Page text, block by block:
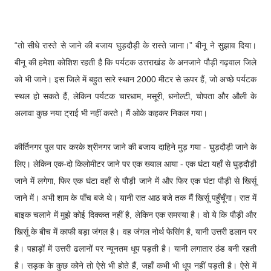
“तो सीधे रास्ते से जाने की बजाय घुड़दौड़ी के रास्ते जाना।” बीनू ने सुझाव दिया।
बीनू की हमेशा कोशिश रहती है कि पर्यटक उत्तराखंड के अनजाने पौड़ी गढ़वाल जिले
को भी जाने। इस जिले में बहुत सारे स्थान 2000 मीटर से ऊपर हैं, जो अच्छे पर्यटक
स्थल हो सकते हैं, लेकिन पर्यटक चारधाम, मसूरी, धनोल्टी, चोपता और औली के
अलावा कुछ नया ट्राई भी नहीं करते। मैं ओके कहकर निकल गया।
कीर्तिनगर पुल पार करके श्रीनगर जाने की बजाय दाहिने मुड़ गया - घुड़दौड़ी जाने के
लिए। लेकिन एक-दो किलोमीटर जाने पर एक ख्याल आया - एक घंटा यहाँ से घुड़दौड़ी
जाने में लगेगा, फिर एक घंटा वहाँ से पौड़ी जाने में और फिर एक घंटा पौड़ी से खिर्सू
जाने में। अभी शाम के पाँच बजे थे। यानी रात आठ बजे तक मैं खिर्सू पहुँचूँगा। रात में
बाइक चलाने में मुझे कोई दिक्कत नहीं है, लेकिन एक समस्या है। वो ये कि पौड़ी और
खिर्सू के बीच में काफी बड़ा जंगल है। वह जंगल नोर्थ फेसिंग है, यानी उत्तरी ढलान पर
है। पहाड़ों में उत्तरी ढलानों पर न्यूनतम धूप पड़ती है। यानी लगातार ठंड बनी रहती
है। सड़क के कुछ कोने तो ऐसे भी होते हैं, जहाँ कभी भी धूप नहीं पड़ती है। ऐसे में